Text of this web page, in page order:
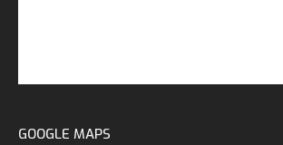
GOOGLE MAPS